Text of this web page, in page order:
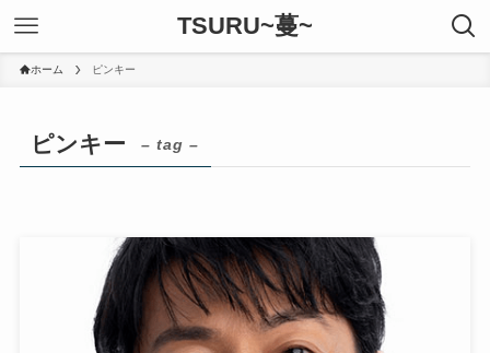
TSURU~蔓~
ホーム ピンキー
ピンキー – tag –